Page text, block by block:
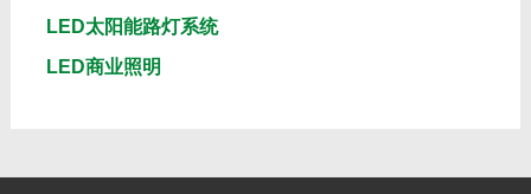
LED太阳能路灯系统
LED商业照明